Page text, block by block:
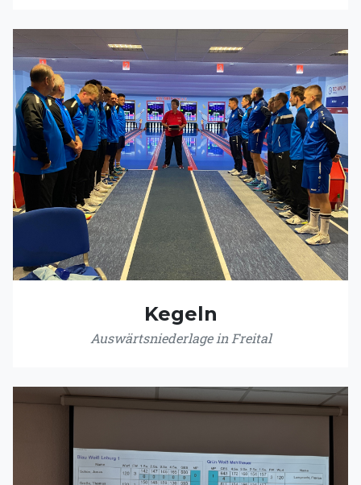
Kegeln
Auswärtsniederlage in Freital